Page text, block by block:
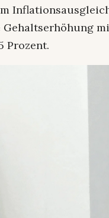
Gehaltserhöhung
Prozent.